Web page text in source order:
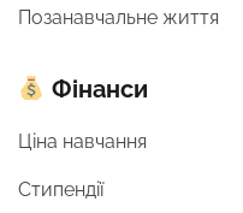
Позанавчальне життя
Фінанси
Ціна навчання
Стипендії